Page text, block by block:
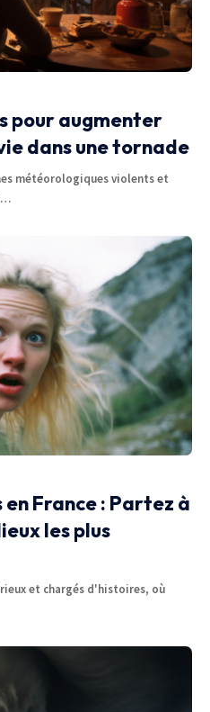
pour augmenter
dans une tornade
météorologiques violents et
…
en France : Partez à
les plus
et chargés d'histoires, où